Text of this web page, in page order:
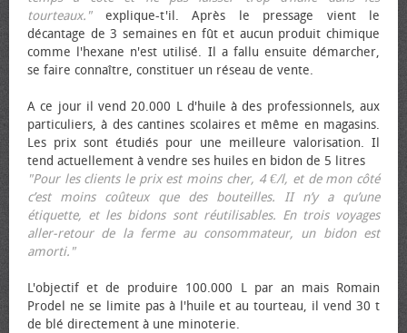
tourteaux."explique-t'il. Après le pressage vient le
décantage de 3 semaines en fût et aucun produit chimique
comme l'hexane n'est utilisé. Il a fallu ensuite démarcher,
se faire connaître, constituer un réseau de vente.
A ce jour il vend 20.000 L d'huile à des professionnels, aux
particuliers, à des cantines scolaires et même en magasins.
Les prix sont étudiés pour une meilleure valorisation. Il
tend actuellement à vendre ses huiles en bidon de 5 litres
"Pour les clients le prix est moins cher, 4 €/l, et de mon côté
c’est moins coûteux que des bouteilles. II n’y a qu’une
étiquette, et les bidons sont réutilisables. En trois voyages
aller-retour de la ferme au consommateur, un bidon est
amorti."
L'objectif et de produire 100.000 L par an mais Romain
Prodel ne se limite pas à l'huile et au tourteau, il vend 30 t
de blé directement à une minoterie.